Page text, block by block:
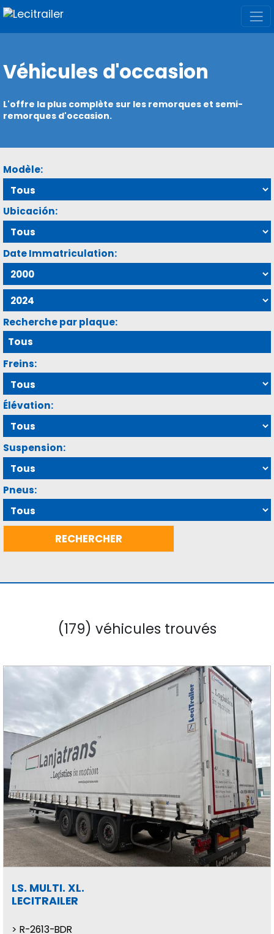
Véhicules d'occasion
L'offre la plus complète sur les remorques et semi-
remorques d'occasion.
Modèle:
Ubicación:
Date Immatriculation:
Recherche par plaque:
Freins:
Élévation:
Suspension:
Pneus:
(179) véhicules trouvés
LS. MULTI. XL.
LECITRAILER
R-2613-BDR